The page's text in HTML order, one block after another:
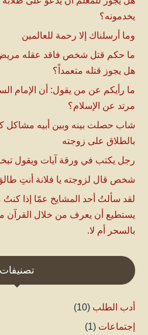
يخدمونه؟
وما أرسلناك إلا رحمة للعالمين
ما حكم قتل شخص فاقد عقله
هل يجوز قتله متعمداً؟
ما رأيكم عن من يقول: أن الإمام
مرتد عن الإسلام؟
شاب حصلت بينه وبين أبيه مشاكل
بالطلاق على زوجته
رجل يكتب في ورقة آيات ويقول
شخص قال لزوجته يا فلانة أنتِ
لقد سألتُ أحد المشايخ عمّا إذا كنتُ
يستطيع أن يعرف من خلال القرآن
بالسحر أم لا.
تصنيفات
أدب الطلب (10)
إجتماعات (1)